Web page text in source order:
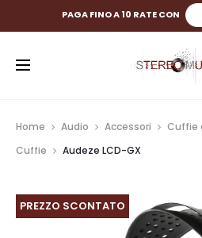
PAGA FINO A 10 RATE CON
Home Audio Accessori
Cuffie
Cuffie
Audeze LCD-GX
PREZZO SCONTATO